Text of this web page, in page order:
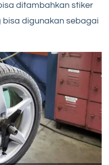
ditambahkan stiker
bisa digunakan sebagai